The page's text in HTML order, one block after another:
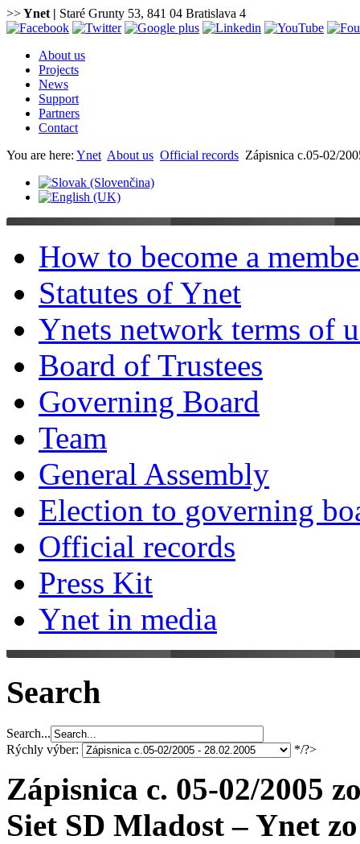
>>Ynet | Staré Grunty 53, 841 04 Bratislava 4
About us
Projects
News
Support
Partners
Contact
You are here: Ynet About us Official records Zápisnica c.05-02/
How to become a
Statutes of Ynet
Ynets network terms of
Board of Trustees
Governing Board
Team
General Assembly
Election to governing
Official records
Press Kit
Ynet in media
Search
Search...
Rýchly výber:
*/?>
Zápisnica c. 05-02/2005
Siet SD Mladost – Ynet